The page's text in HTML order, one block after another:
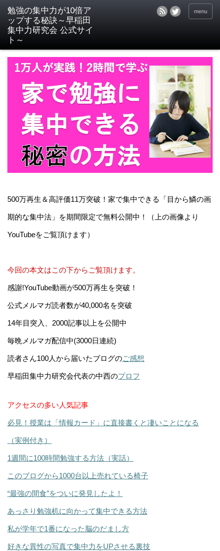
menu
500万再生＆高評価11万突破！家で集中できる「目から鱗の画
期的な集中法」を期間限定で無料公開中！（上の画像より
YouTubeをご覧頂けます）
今回の本文はこの下からご覧頂けます。
感謝!YouTube動画が500万再生を突破！
公式メルマガ読者数が40,000名を突破
14年目突入、2000記事以上を公開中
毎晩メルマガ配信中(3000日連続)
読者さん100人から届いたブログのご感想
早稲田集中力研究会代表の中西のプロフ
アクセスの多い人気記事
必見！授業は「情報カード」に直接書くと凄いことになる
（実例付き）
1週間に100時間勉強する方法（実話）
このブログから1000台以上売れている椅子
“最強の間食”をついに発見したよ！
あっさり勉強机に向かって集中できる方法
私が学年で1番になった脳のだまし方
好きな異性の写真で集中力をUPさせる裏技